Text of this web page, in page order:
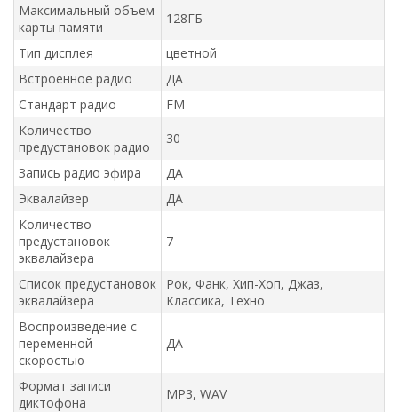
Максимальный объем
карты памяти
128ГБ
Тип дисплея
цветной
Встроенное радио
ДА
Стандарт радио
FM
Количество
предустановок радио
30
Запись радио эфира
ДА
Эквалайзер
ДА
Количество
предустановок
эквалайзера
7
Список предустановок
эквалайзера
Рок, Фанк, Хип-Хоп, Джаз,
Классика, Техно
Воспроизведение с
переменной
скоростью
ДА
Формат записи
диктофона
MP3, WAV